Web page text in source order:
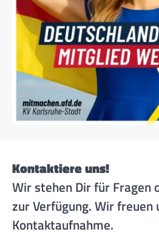
Kontaktiere uns!
Wir stehen Dir für Fragen
zur Verfügung. Wir freuen
Kontaktaufnahme.